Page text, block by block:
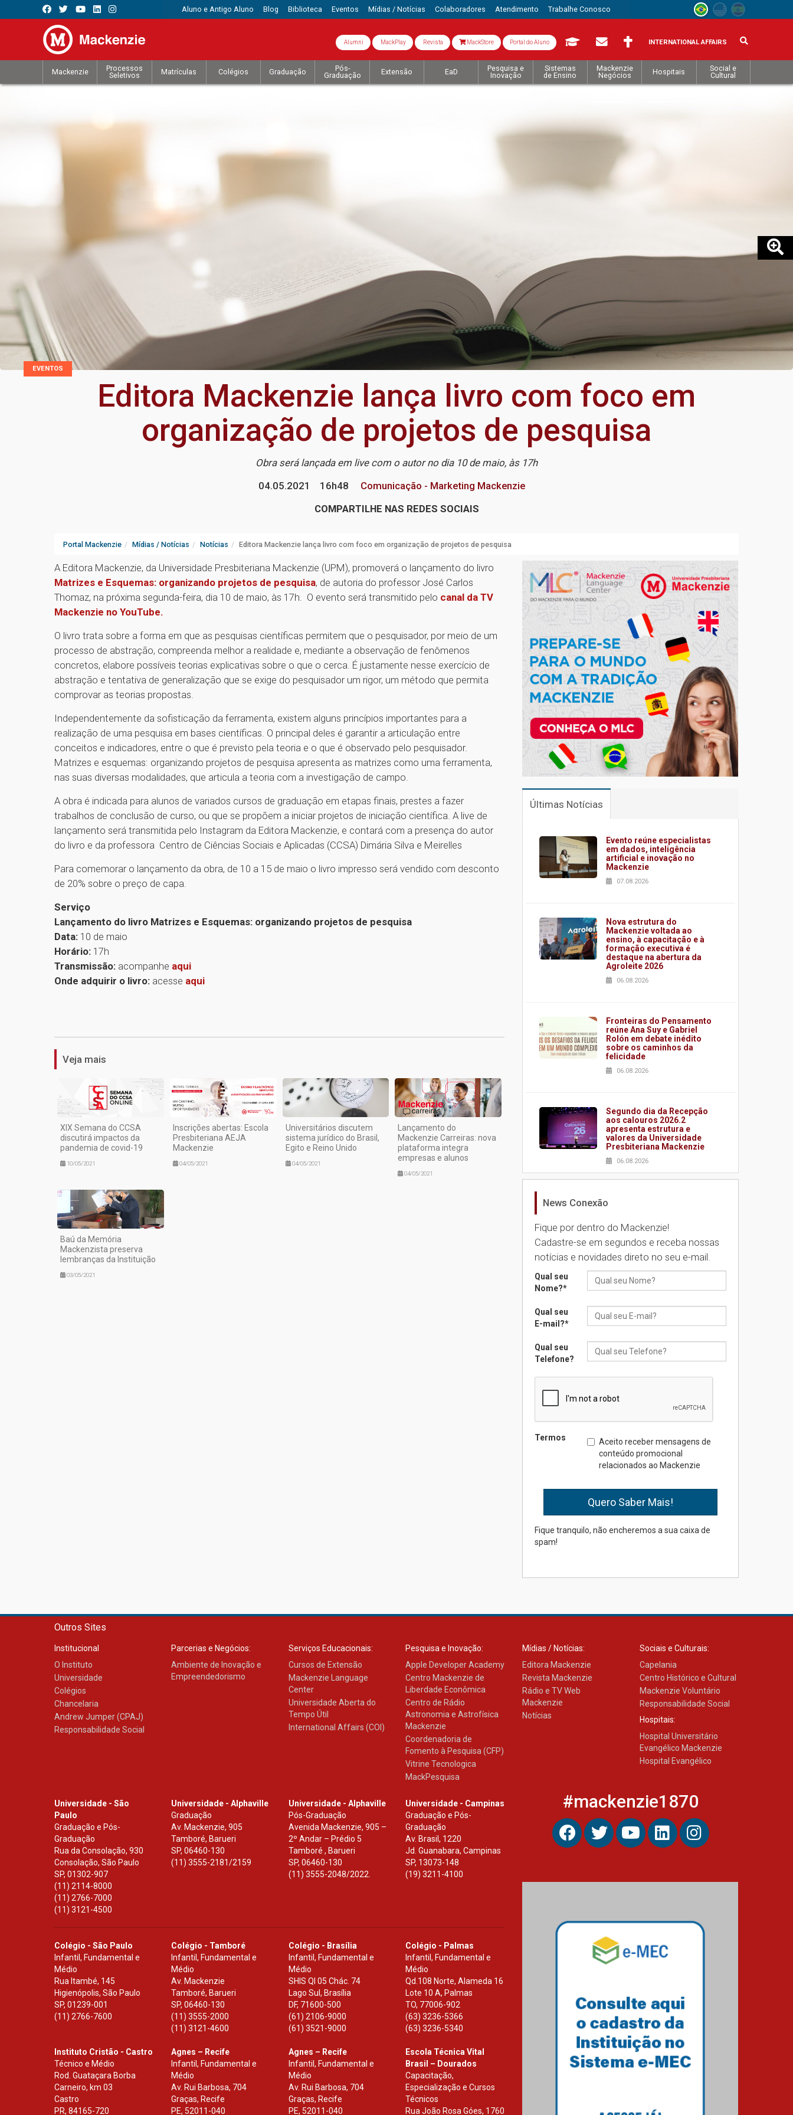
Aluno e Antigo Aluno Blog Biblioteca Eventos Mídias / Notícias Colaboradores Atendimento Trabalhe Conosco
Alumni MackPlay Revista MackStore Portal do Aluno INTERNATIONAL AFFAIRS
Mackenzie
Processos
Seletivos
Matrículas Colégios Graduação
Pós-
Graduação
Extensão EaD
Pesquisa e
Inovação
Sistemas
de Ensino
Mackenzie
Negócios
Hospitais
Social e
Cultural
EVENTOS
Editora Mackenzie lança livro com foco em
organização de projetos de pesquisa
Obra será lançada em live com o autor no dia 10 de maio, às 17h
04.05.2021
16h48
Comunicação - Marketing Mackenzie
COMPARTILHE NAS REDES SOCIAIS
Portal Mackenzie Mídias / Notícias Notícias Editora Mackenzie lança livro com foco em organização de projetos de pesquisa
A Editora Mackenzie, da Universidade Presbiteriana Mackenzie (UPM), promoverá o lançamento do livro
Matrizes e Esquemas: organizando projetos de pesquisa, de autoria do professor José Carlos
Thomaz, na próxima segunda-feira, dia 10 de maio, às 17h. O evento será transmitido pelo canal da TV
Mackenzie no YouTube.
O livro trata sobre a forma em que as pesquisas científicas permitem que o pesquisador, por meio de um
processo de abstração, compreenda melhor a realidade e, mediante a observação de fenômenos
concretos, elabore possíveis teorias explicativas sobre o que o cerca. É justamente nesse exercício de
abstração e tentativa de generalização que se exige do pesquisador um rigor, um método que permita
comprovar as teorias propostas.
Independentemente da sofisticação da ferramenta, existem alguns princípios importantes para a
realização de uma pesquisa em bases científicas. O principal deles é garantir a articulação entre
conceitos e indicadores, entre o que é previsto pela teoria e o que é observado pelo pesquisador.
Matrizes e esquemas: organizando projetos de pesquisa apresenta as matrizes como uma ferramenta,
nas suas diversas modalidades, que articula a teoria com a investigação de campo.
A obra é indicada para alunos de variados cursos de graduação em etapas finais, prestes a fazer
trabalhos de conclusão de curso, ou que se propõem a iniciar projetos de iniciação científica. A live de
lançamento será transmitida pelo Instagram da Editora Mackenzie, e contará com a presença do autor
do livro e da professora Centro de Ciências Sociais e Aplicadas (CCSA) Dimária Silva e Meirelles
Para comemorar o lançamento da obra, de 10 a 15 de maio o livro impresso será vendido com desconto
de 20% sobre o preço de capa.
Serviço
Lançamento do livro Matrizes e Esquemas: organizando projetos de pesquisa
Data: 10 de maio
Horário: 17h
Transmissão: acompanhe aqui
Onde adquirir o livro: acesse aqui
Veja mais
XIX Semana do CCSA
discutirá impactos da
pandemia de covid-19
10/05/2021
Inscrições abertas: Escola
Presbiteriana AEJA
Mackenzie
04/05/2021
Universitários discutem
sistema jurídico do Brasil,
Egito e Reino Unido
04/05/2021
Lançamento do
Mackenzie Carreiras: nova
plataforma integra
empresas e alunos
04/05/2021
Baú da Memória
Mackenzista preserva
lembranças da Instituição
03/05/2021
Últimas Notícias
Evento reúne especialistas
em dados, inteligência
artificial e inovação no
Mackenzie
07.08.2026
Nova estrutura do
Mackenzie voltada ao
ensino, à capacitação e à
formação executiva é
destaque na abertura da
Agroleite 2026
06.08.2026
Fronteiras do Pensamento
reúne Ana Suy e Gabriel
Rolón em debate inédito
sobre os caminhos da
felicidade
06.08.2026
Segundo dia da Recepção
aos calouros 2026.2
apresenta estrutura e
valores da Universidade
Presbiteriana Mackenzie
06.08.2026
Nova apresentação do
brasileira
05.08.2026
Universidade Mackenzie
realizará nova edição da
05.08.2026
Seminário discute desafios
das novas tecnologias em
04.08.2026
Mackenzie recepciona os
calouros do segundo
semestre de 2026
04.08.2026
Brasília prepara seus
estudantes para o PAS antes
mesmo do Ensino Médio
News Conexão
Fique por dentro do Mackenzie!
Cadastre-se em segundos e receba nossas
notícias e novidades direto no seu e-mail.
Qual seu
Nome?*
Qual seu
E-mail?*
Qual seu
Telefone?
Termos
Aceito receber mensagens de
conteúdo promocional
relacionados ao Mackenzie
Fique tranquilo, não encheremos a sua caixa de
spam!
Outros Sites
Institucional
O Instituto
Universidade
Colégios
Chancelaria
Andrew Jumper (CPAJ)
Responsabilidade Social
Parcerias e Negócios:
Ambiente de Inovação e
Empreendedorismo
Serviços Educacionais:
Cursos de Extensão
Mackenzie Language
Center
Universidade Aberta do
Tempo Útil
International Affairs (COI)
Pesquisa e Inovação:
Apple Developer Academy
Centro Mackenzie de
Liberdade Econômica
Centro de Rádio
Astronomia e Astrofísica
Mackenzie
Coordenadoria de
Fomento à Pesquisa (CFP)
Vitrine Tecnologica
MackPesquisa
Mídias / Notícias:
Editora Mackenzie
Revista Mackenzie
Rádio e TV Web
Mackenzie
Notícias
Sociais e Culturais:
Capelania
Centro Histórico e Cultural
Mackenzie Voluntário
Responsabilidade Social
Hospitais:
Hospital Universitário
Evangélico Mackenzie
Hospital Evangélico
Universidade - São
Paulo
Graduação e Pós-
Graduação
Rua da Consolação, 930
Consolação, São Paulo
SP, 01302-907
(11) 2114-8000
(11) 2766-7000
(11) 3121-4500
Universidade - Alphaville
Graduação
Av. Mackenzie, 905
Tamboré, Barueri
SP,06460-130
(11) 3555-2181/2159
Universidade - Alphaville
Pós-Graduação
Avenida Mackenzie, 905 –
2º Andar – Prédio 5
Tamboré , Barueri
SP, 06460-130
(11) 3555-2048/2022.
Universidade - Campinas
Graduação e Pós-
Graduação
Av. Brasil, 1220
Jd. Guanabara, Campinas
SP, 13073-148
(19) 3211-4100
Colégio - São Paulo
Infantil, Fundamental e
Médio
Rua Itambé, 145
Higienópolis, São Paulo
SP, 01239-001
(11) 2766-7600
Colégio - Tamboré
Infantil, Fundamental e
Médio
Av. Mackenzie
Tamboré, Barueri
SP,06460-130
(11) 3555-2000
(11) 3121-4600
Colégio - Brasília
Infantil, Fundamental e
Médio
SHIS Ql 05 Chác. 74
Lago Sul, Brasília
DF, 71600-500
(61) 2106-9000
(61) 3521-9000
Colégio - Palmas
Infantil, Fundamental e
Médio
Qd.108 Norte, Alameda 16
Lote 10 A, Palmas
TO, 77006-902
(63) 3236-5366
(63) 3236-5340
Instituto Cristão - Castro
Técnico e Médio
Rod. Guataçara Borba
Carneiro, km 03
Castro
PR, 84165-720
Agnes – Recife
Infantil, Fundamental e
Médio
Av. Rui Barbosa, 704
Graças, Recife
PE, 52011-040
Agnes – Recife
Infantil, Fundamental e
Médio
Av. Rui Barbosa, 704
Graças, Recife
PE, 52011-040
Escola Técnica Vital
Brasil – Dourados
Capacitação,
Especialização e Cursos
Técnicos
Rua João Rosa Góes, 1760
#mackenzie1870